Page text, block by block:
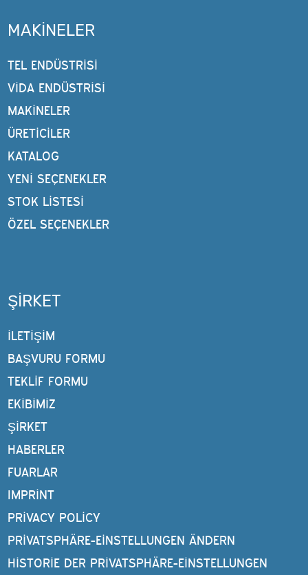
MAKINELER
TEL ENDÜSTRISI
VIDA ENDÜSTRISI
MAKINELER
ÜRETİCİLER
KATALOG
YENI SEÇENEKLER
STOK LISTESI
ÖZEL SEÇENEKLER
ŞIRKET
İLETİŞİM
BAŞVURU FORMU
TEKLIF FORMU
EKIBIMIZ
ŞIRKET
HABERLER
FUARLAR
IMPRINT
PRIVACY POLICY
PRIVATSPHÄRE-EINSTELLUNGEN ÄNDERN
HISTORIE DER PRIVATSPHÄRE-EINSTELLUNGEN